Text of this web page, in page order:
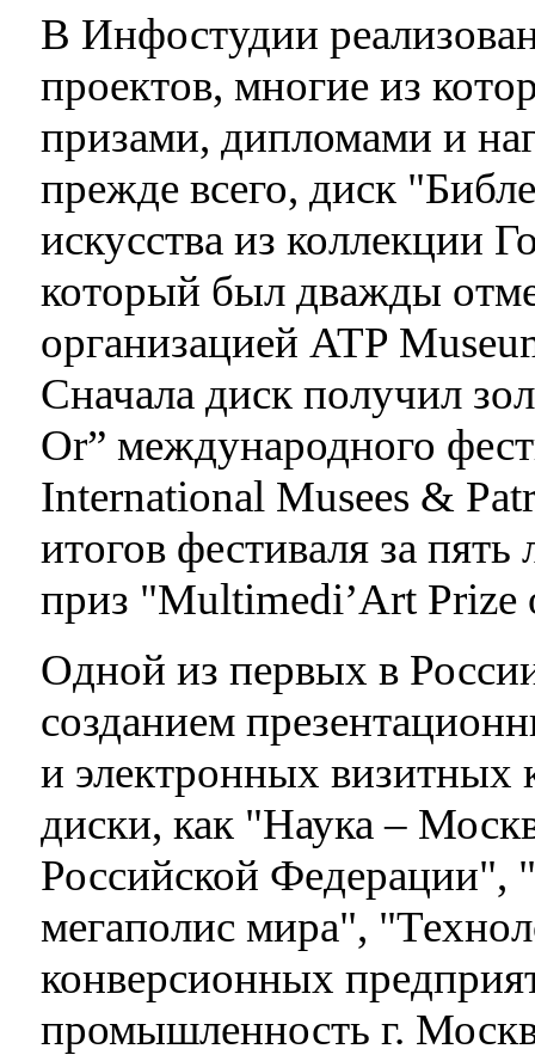
В Инфостудии
проектов, многие из
призами, дипломами и
прежде всего, диск
искусства из коллекции
который был дважды
организацией ATP
Сначала диск получил
Or” международного
International Musees &
итогов фестиваля за
приз "Multimedi’Art Prize
Одной из первых в
созданием
и электронных визитных
диски, как "Наука –
Российской
мегаполис мира",
конверсионных
промышленность г.